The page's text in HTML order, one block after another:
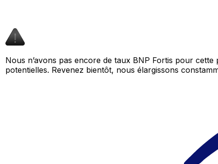
Nous n’avons pas encore de taux BNP Fortis pour
potentielles. Revenez bientôt, nous élargissons